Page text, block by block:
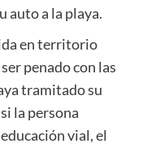
auto a la playa.
en territorio
penado con las
tramitado su
la persona
vial, el